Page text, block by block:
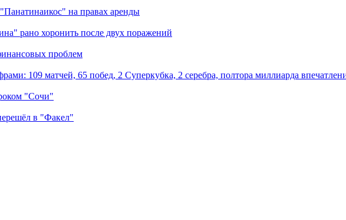
на правах аренды
рано хоронить после двух поражений
проблем
109 матчей, 65 побед, 2 Суперкубка, 2 серебра, полтора миллиарда
"Сочи"
в "Факел"